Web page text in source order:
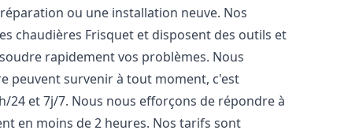
ou une installation neuve. Nos
chaudières Frisquet et disposent des outils et
rapidement vos problèmes. Nous
peuvent survenir à tout moment, c'est
et 7j/7. Nous nous efforçons de répondre à
en moins de 2 heures. Nos tarifs sont